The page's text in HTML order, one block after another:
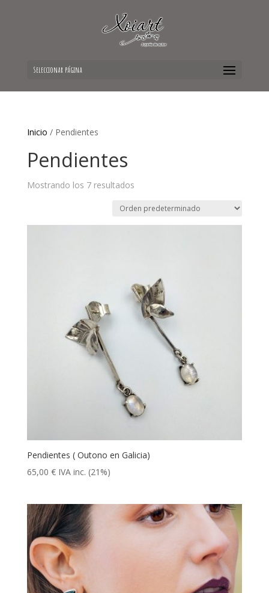
Seleccionar página
Inicio / Pendientes
Pendientes
Mostrando los 7 resultados
Pendientes ( Outono en Galicia)
65,00 € IVA inc. (21%)